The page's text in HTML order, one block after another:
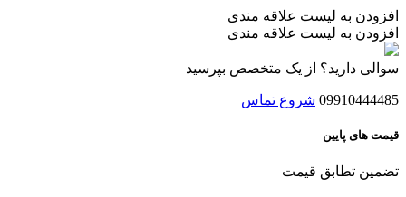
افزودن به لیست علاقه مندی
افزودن به لیست علاقه مندی
سوالی دارید؟ از یک متخصص بپرسید
09910444485 شروع تماس
قیمت های پایین
تضمین تطابق قیمت